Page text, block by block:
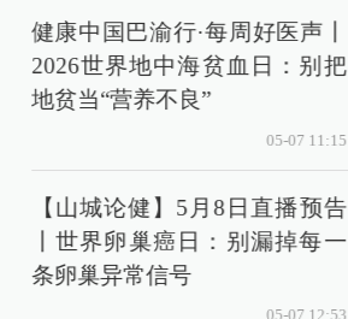
健康中国巴渝行·每周好医声丨
2026世界地中海贫血日：别把
地贫当“营养不良”
05-07 11:15
【山城论健】5月8日直播预告
丨世界卵巢癌日：别漏掉每一
条卵巢异常信号
05-07 12:53